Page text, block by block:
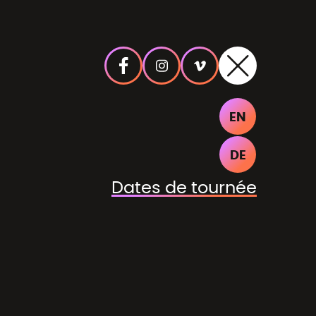
EN
DE
Dates de tournée